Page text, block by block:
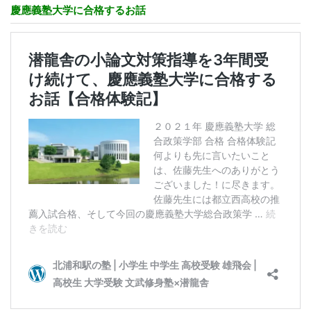
慶應義塾大学に合格するお話